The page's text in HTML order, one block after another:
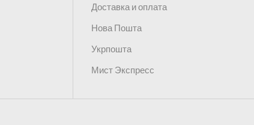
Доставка и оплата
Нова Пошта
Укрпошта
Мист Экспресс